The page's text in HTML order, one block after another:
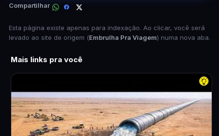
Compartilhar
Esta página existe apenas para indexação. Ao clicar, você será
levado ao site de origem (Embrulha Pra Viagem) numa nova aba.
Mais links pra você